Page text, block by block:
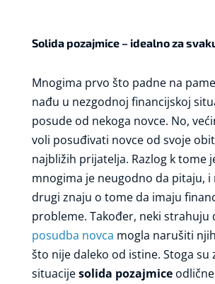
Solida pozajmice – idealno za
Mnogima prvo što padne na
nađu u nezgodnoj financijskoj
posude od nekoga novce. No,
voli posuđivati novce od svoje
najbližih prijatelja. Razlog k tome
mnogima je neugodno da pitaju, i
drugi znaju o tome da imaju
probleme. Također, neki strahuju
posudba novca mogla narušiti
što nije daleko od istine. Stoga su
situacijesolida pozajmice